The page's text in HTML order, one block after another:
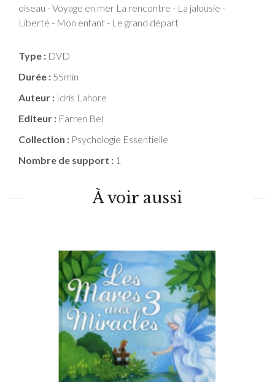
oiseau - Voyage en mer La rencontre - La jalousie -
Liberté - Mon enfant - Le grand départ
Type : DVD
Durée : 55min
Auteur : Idris Lahore
Editeur : Farren Bel
Collection : Psychologie Essentielle
Nombre de support : 1
À voir aussi